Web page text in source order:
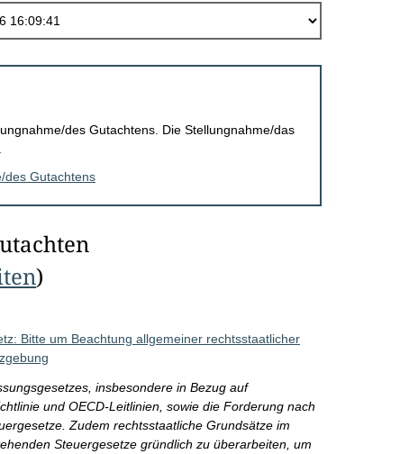
des Gutachtens. Die Stellungnahme/das
des Gutachtens
)
Bitte um Beachtung allgemeiner rechtsstaatlicher
insbesondere in Bezug auf
und OECD-Leitlinien, sowie die Forderung nach
Zudem rechtsstaatliche Grundsätze im
Steuergesetze gründlich zu überarbeiten, um